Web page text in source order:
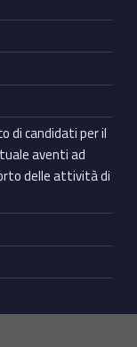
di candidati per il
aventi ad
delle attività di